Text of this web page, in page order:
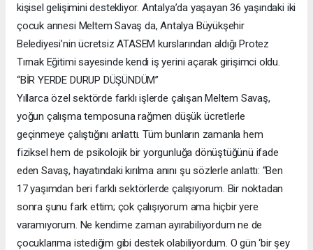
kişisel gelişimini destekliyor. Antalya’da yaşayan 36 yaşındaki iki
çocuk annesi Meltem Savaş da, Antalya Büyükşehir
Belediyesi’nin ücretsiz ATASEM kurslarından aldığı Protez
Tırnak Eğitimi sayesinde kendi iş yerini açarak girişimci oldu.
“BİR YERDE DURUP DÜŞÜNDÜM”
Yıllarca özel sektörde farklı işlerde çalışan Meltem Savaş,
yoğun çalışma temposuna rağmen düşük ücretlerle
geçinmeye çalıştığını anlattı. Tüm bunların zamanla hem
fiziksel hem de psikolojik bir yorgunluğa dönüştüğünü ifade
eden Savaş, hayatındaki kırılma anını şu sözlerle anlattı: “Ben
17 yaşımdan beri farklı sektörlerde çalışıyorum. Bir noktadan
sonra şunu fark ettim; çok çalışıyorum ama hiçbir yere
varamıyorum. Ne kendime zaman ayırabiliyordum ne de
çocuklarıma istediğim gibi destek olabiliyordum. O gün ‘bir şey